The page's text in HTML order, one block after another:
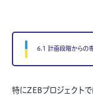
6.1 計画段階からの
特にZEBプロジェクト